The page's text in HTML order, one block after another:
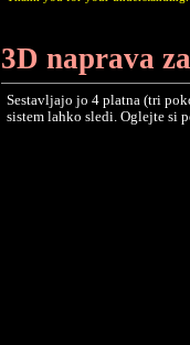
3D naprava
Sestavljajo jo 4 platna (tri
sistem lahko sledi. Oglejte si